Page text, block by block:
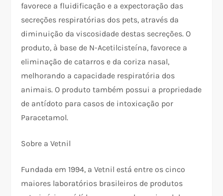
favorece a fluidificação e a expectoração das
secreções respiratórias dos pets, através da
diminuição da viscosidade destas secreções. O
produto, à base de N-Acetilcisteína, favorece a
eliminação de catarros e da coriza nasal,
melhorando a capacidade respiratória dos
animais. O produto também possui a propriedade
de antídoto para casos de intoxicação por
Paracetamol.
Sobre a Vetnil
Fundada em 1994, a Vetnil está entre os cinco
maiores laboratórios brasileiros de produtos